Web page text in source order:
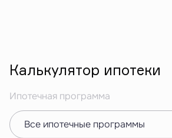
Калькулятор ипотеки
Ипотечная программа
Все ипотечные программы